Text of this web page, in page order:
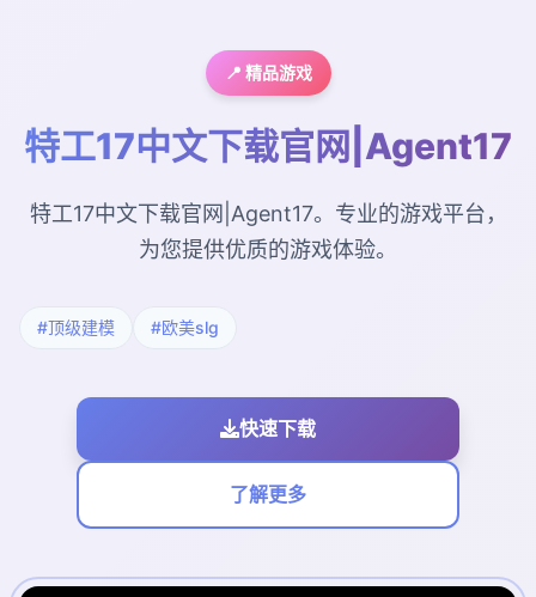
📍 精品游戏
特工17中文下载官网|Agent17
特工17中文下载官网|Agent17。专业的游戏平台，
为您提供优质的游戏体验。
#顶级建模 #欧美slg
快速下载
了解更多